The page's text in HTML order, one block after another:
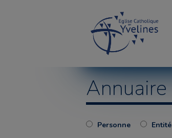
Annuaire
Personne Entité